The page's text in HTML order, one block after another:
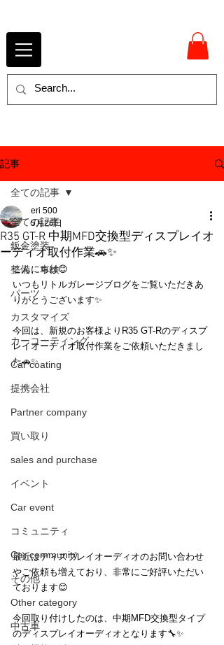
記事
全ての記事
鈑金塗装
整備、車検
パーツ
カスタマイズ
カーコーティング
Car coating
提携会社
Partner company
買い取り
sales and purchase
イベント
Car event
コミュニティ
Car community
その他
Other category
中古車
全ての記事
R35 GT-R 中期MFD交換型ディスプレイオ
ーディオ取付作業🚗✨
eri 500
5月26日
こんにちは😊
いつもリトルガレージブログをご覧いただきあ
りがとうございます✨
今回は、新規のお客様よりR35 GT-Rのディスプ
レイオーディオ取付作業をご依頼いただきまし
た🚗✨
最近はディスプレイオーディオのお問い合わせ
やご依頼も増えており、非常にご好評いただい
ております😊
今回取り付けしたのは、中期MFD交換型タイプ
のディスプレイオーディオとなります🔧✨